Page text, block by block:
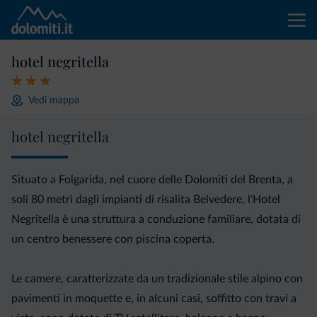
hotel negritella
Vedi mappa
hotel negritella
Situato a Folgarida, nel cuore delle Dolomiti del Brenta, a
soli 80 metri dagli impianti di risalita Belvedere, l'Hotel
Negritella è una struttura a conduzione familiare, dotata di
un centro benessere con piscina coperta.
Le camere, caratterizzate da un tradizionale stile alpino con
pavimenti in moquette e, in alcuni casi, soffitto con travi a